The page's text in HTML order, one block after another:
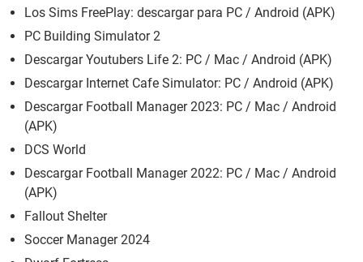
Los Sims FreePlay: descargar para PC / Android (APK)
PC Building Simulator 2
Descargar Youtubers Life 2: PC / Mac / Android (APK)
Descargar Internet Cafe Simulator: PC / Android (APK)
Descargar Football Manager 2023: PC / Mac / Android
(APK)
DCS World
Descargar Football Manager 2022: PC / Mac / Android
(APK)
Fallout Shelter
Soccer Manager 2024